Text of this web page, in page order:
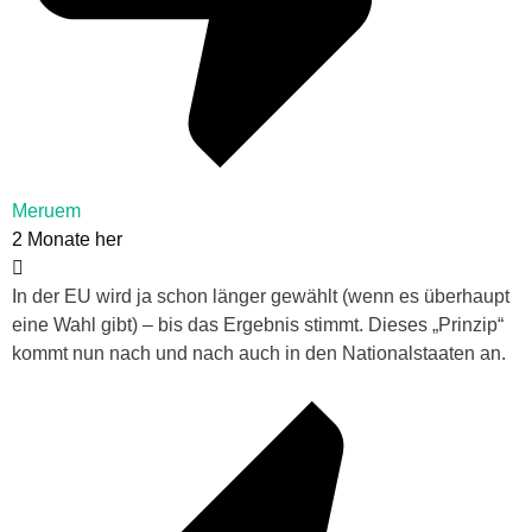
Meruem
2 Monate her
In der EU wird ja schon länger gewählt (wenn es überhaupt
eine Wahl gibt) – bis das Ergebnis stimmt. Dieses „Prinzip“
kommt nun nach und nach auch in den Nationalstaaten an.